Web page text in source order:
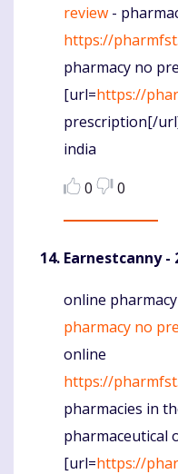
review -
https://
pharmacy no
[url=https://
prescription[/
india
0
0
Earnestcanny-
Komentaras
online
pharmacy no
online
https://
pharmacies in
pharmaceutical
[url=https://